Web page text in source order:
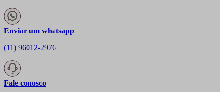
Enviar um whatsapp
(11) 96012-2976
Fale conosco